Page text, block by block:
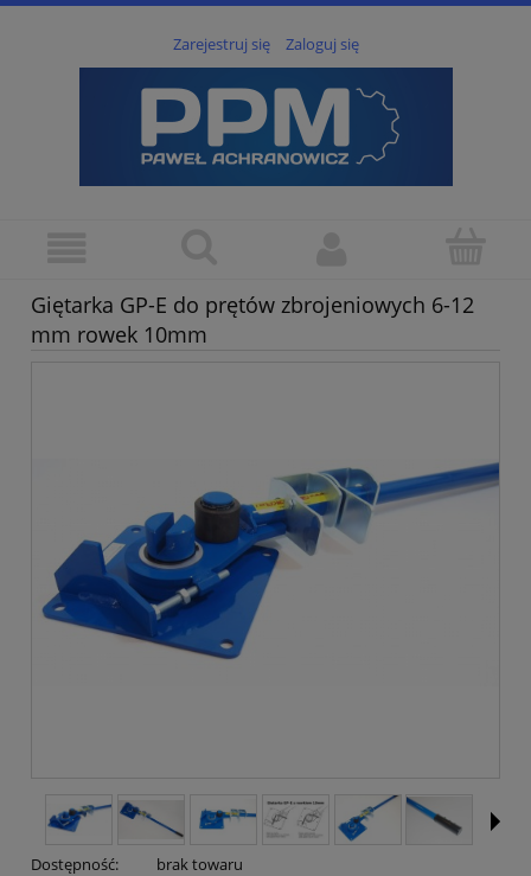
Zarejestruj się Zaloguj się
Giętarka GP-E do prętów zbrojeniowych 6-12
mm rowek 10mm
Dostępność: brak towaru